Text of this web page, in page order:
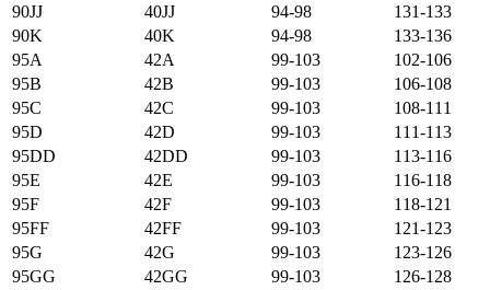
90JJ
40JJ 94-98
131-133
90K
40K 94-98
133-136
95А
42А 99-103
102-106
95B
42B 99-103
106-108
95C
42C 99-103
108-111
95D
42D 99-103
111-113
95DD
42DD 99-103
113-116
95E
42E 99-103
116-118
95F
42F 99-103
118-121
95FF
42FF 99-103
121-123
95G
42G 99-103
123-126
95GG
42GG 99-103 126-128